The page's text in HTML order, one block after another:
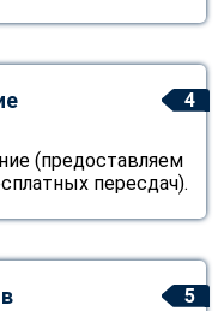
4
(предоставляем
пересдач).
5